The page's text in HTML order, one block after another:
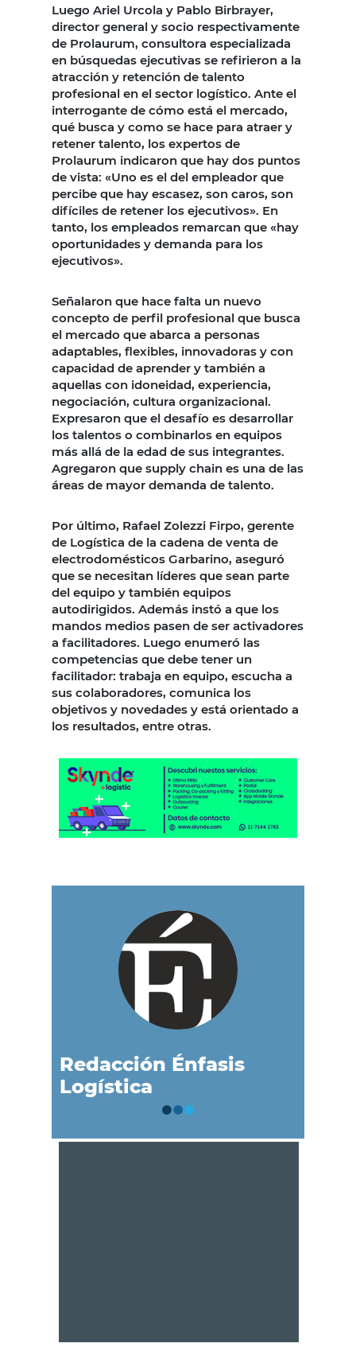
Luego Ariel Urcola y Pablo Birbrayer,
director general y socio respectivamente
de Prolaurum, consultora especializada
en búsquedas ejecutivas se refirieron a la
atracción y retención de talento
profesional en el sector logístico. Ante el
interrogante de cómo está el mercado,
qué busca y como se hace para atraer y
retener talento, los expertos de
Prolaurum indicaron que hay dos puntos
de vista: «Uno es el del empleador que
percibe que hay escasez, son caros, son
difíciles de retener los ejecutivos». En
tanto, los empleados remarcan que «hay
oportunidades y demanda para los
ejecutivos».
Señalaron que hace falta un nuevo
concepto de perfil profesional que busca
el mercado que abarca a personas
adaptables, flexibles, innovadoras y con
capacidad de aprender y también a
aquellas con idoneidad, experiencia,
negociación, cultura organizacional.
Expresaron que el desafío es desarrollar
los talentos o combinarlos en equipos
más allá de la edad de sus integrantes.
Agregaron que supply chain es una de las
áreas de mayor demanda de talento.
Por último, Rafael Zolezzi Firpo, gerente
de Logística de la cadena de venta de
electrodomésticos Garbarino, aseguró
que se necesitan líderes que sean parte
del equipo y también equipos
autodirigidos. Además instó a que los
mandos medios pasen de ser activadores
a facilitadores. Luego enumeró las
competencias que debe tener un
facilitador: trabaja en equipo, escucha a
sus colaboradores, comunica los
objetivos y novedades y está orientado a
los resultados, entre otras.
Redacción Énfasis
Logística